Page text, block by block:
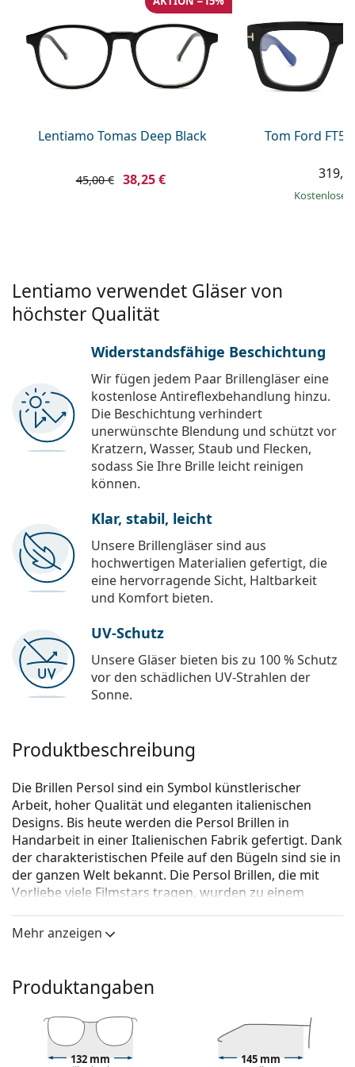
Prada
Alle Marken
Lentiamo Tomas Deep Black
45,00 € 38,25 €
Tom Ford
Kostenloser
Lentiamo verwendet Gläser von
höchster Qualität
Widerstandsfähige Beschichtung
Wir fügen jedem Paar Brillengläser eine
kostenlose Antireflexbehandlung hinzu.
Die Beschichtung verhindert
unerwünschte Blendung und schützt vor
Kratzern, Wasser, Staub und Flecken,
sodass Sie Ihre Brille leicht reinigen
können.
Klar, stabil, leicht
Unsere Brillengläser sind aus
hochwertigen Materialien gefertigt, die
eine hervorragende Sicht, Haltbarkeit
und Komfort bieten.
UV-Schutz
Unsere Gläser bieten bis zu 100 % Schutz
vor den schädlichen UV-Strahlen der
Sonne.
Produktbeschreibung
Die Brillen Persol sind ein Symbol künstlerischer
Arbeit, hoher Qualität und eleganten italienischen
Designs. Bis heute werden die Persol Brillen in
Handarbeit in einer Italienischen Fabrik gefertigt. Dank
der charakteristischen Pfeile auf den Bügeln sind sie in
der ganzen Welt bekannt. Die Persol Brillen, die mit
Vorliebe viele Filmstars tragen, wurden zu einem
hohen Qualität, der traditionellen Formen und dem
Brillenfassung
Die schwarze Farbe der Brillenfassung passt perfekt
zu kühlen Hauttönen und hellblondem,
hellbraunem oder schwarzem Haar.
Mehr anzeigen
Produktangaben
132 mm 145 mm